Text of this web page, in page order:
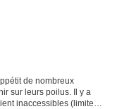
de nombreux
sur leurs poilus. Il y a
inaccessibles (limite